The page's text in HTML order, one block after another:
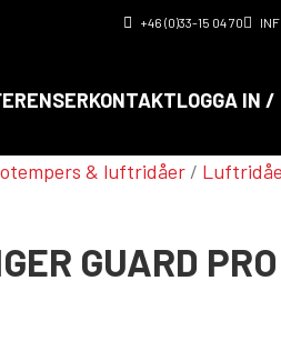
+46 (0)33-15 04 70
KONTAKTLOGGA IN
& luftridåer /
GUARD